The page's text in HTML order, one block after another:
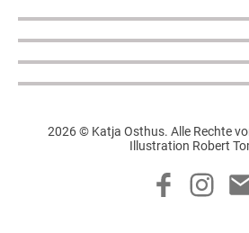
2026 © Katja Osthus. Alle Rechte
Illustration Robert